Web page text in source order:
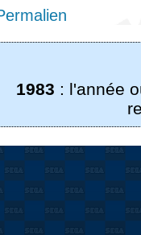
1983 : l'année